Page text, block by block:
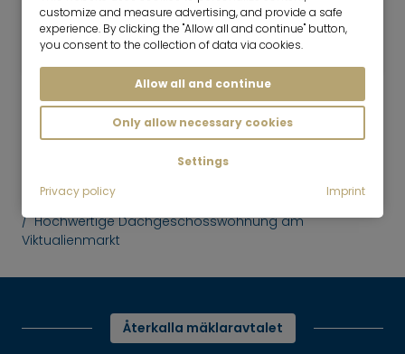
3 Rum
100 m²
München-Altstadt
3,500
Hyra
Hochwertige Dachgeschosswohnung am
Viktualienmarkt
Återkalla mäklaravtalet
customize and measure advertising, and provide a safe
experience. By clicking the "Allow all and continue" button,
you consent to the collection of data via cookies.
Allow all and continue
Only allow necessary cookies
Settings
Privacy policy
Imprint